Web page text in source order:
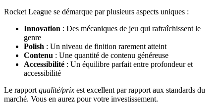
Rocket League se démarque par plusieurs aspects uniques :
Innovation : Des mécaniques de jeu qui rafraîchissent le
genre
Polish : Un niveau de finition rarement atteint
Contenu : Une quantité de contenu généreuse
Accessibilité : Un équilibre parfait entre profondeur et
accessibilité
Le rapport qualité/prix est excellent par rapport aux standards du
marché. Vous en aurez pour votre investissement.